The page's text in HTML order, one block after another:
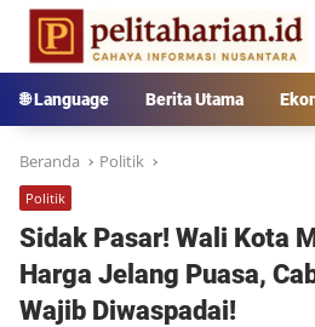
Langsung
konten
🌐 Language Berita Utama
Beranda Politik
Politik
Sidak Pasar! Wali Kota
Harga Jelang Puasa,
Wajib Diwaspadai!